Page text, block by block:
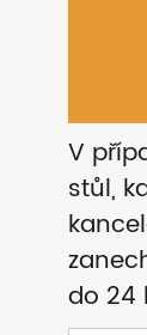
V
stůl,
do 24